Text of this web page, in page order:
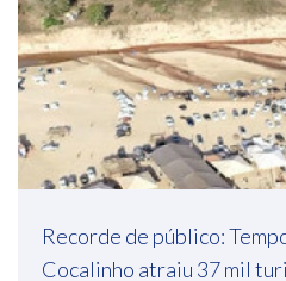
Recorde de público:
Cocalinho atraiu 37 mil